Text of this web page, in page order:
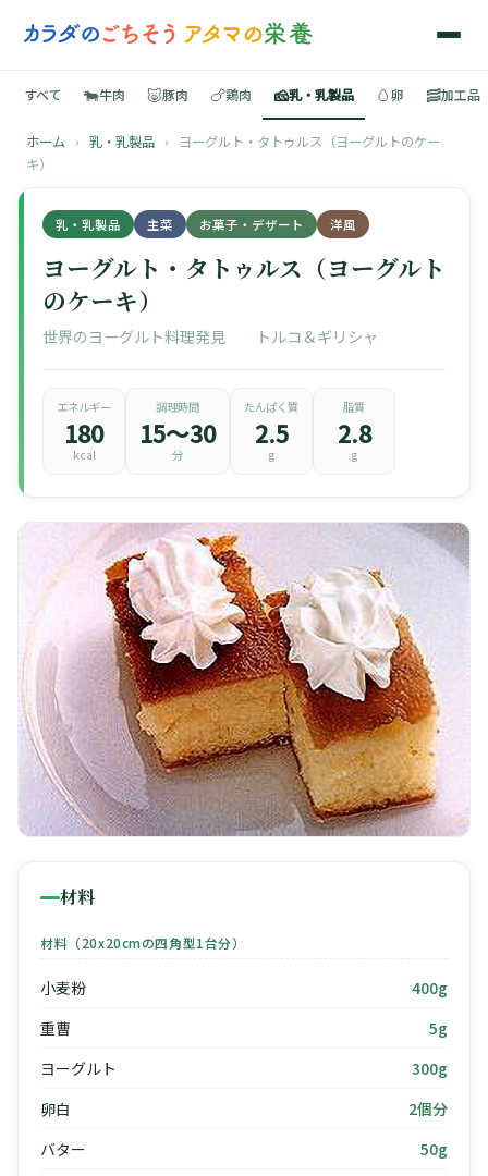
🍳
📚
🐄
🥓
すべて 🐄牛肉 🐷豚肉 🍗鶏肉 🧀乳・乳製品 🥚卵 🥓加工品
ホーム › 乳・乳製品 ›
ヨーグルト・タトゥルス（ヨーグルトのケー
キ）
乳・乳製品 主菜 お菓子・デザート 洋風
ヨーグルト・タトゥルス（ヨーグルト
のケーキ）
世界のヨーグルト料理発見 トルコ＆ギリシャ
エネルギー
180
kcal
調理時間
15〜30
分
たんぱく質
2.5
g
脂質
2.8
g
材料
材料（20x20cmの四角型1台分）
小麦粉
400g
重曹
5g
ヨーグルト
300g
卵白
2個分
バター
50g